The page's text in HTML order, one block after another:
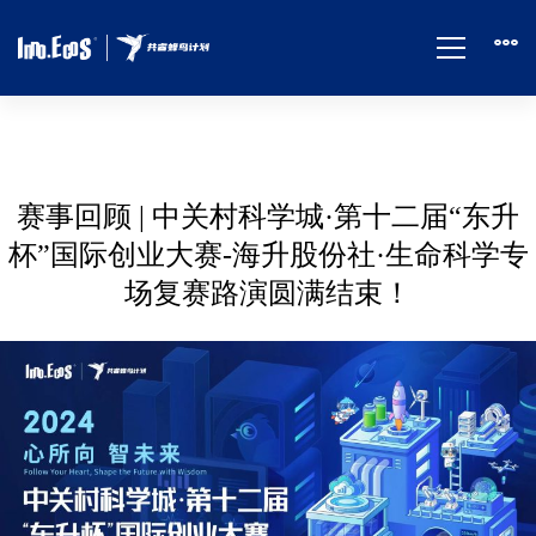
赛
回
顾
赛事回顾 | 中关村科学城·第十二届“东升
杯”国际创业大赛-海升股份社·生命科学专
场复赛路演圆满结束！